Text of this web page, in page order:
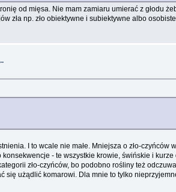
od mięsa. Nie mam zamiaru umierać z głodu
zła np. zło obiektywne i subiektywne albo
I to wcale nie małe. Mniejsza o zło-
- te wszystkie krowie, świńskie i kurze
zło-czyńców, bo podobno rośliny też
się użądlić komarowi. Dla mnie to tylko